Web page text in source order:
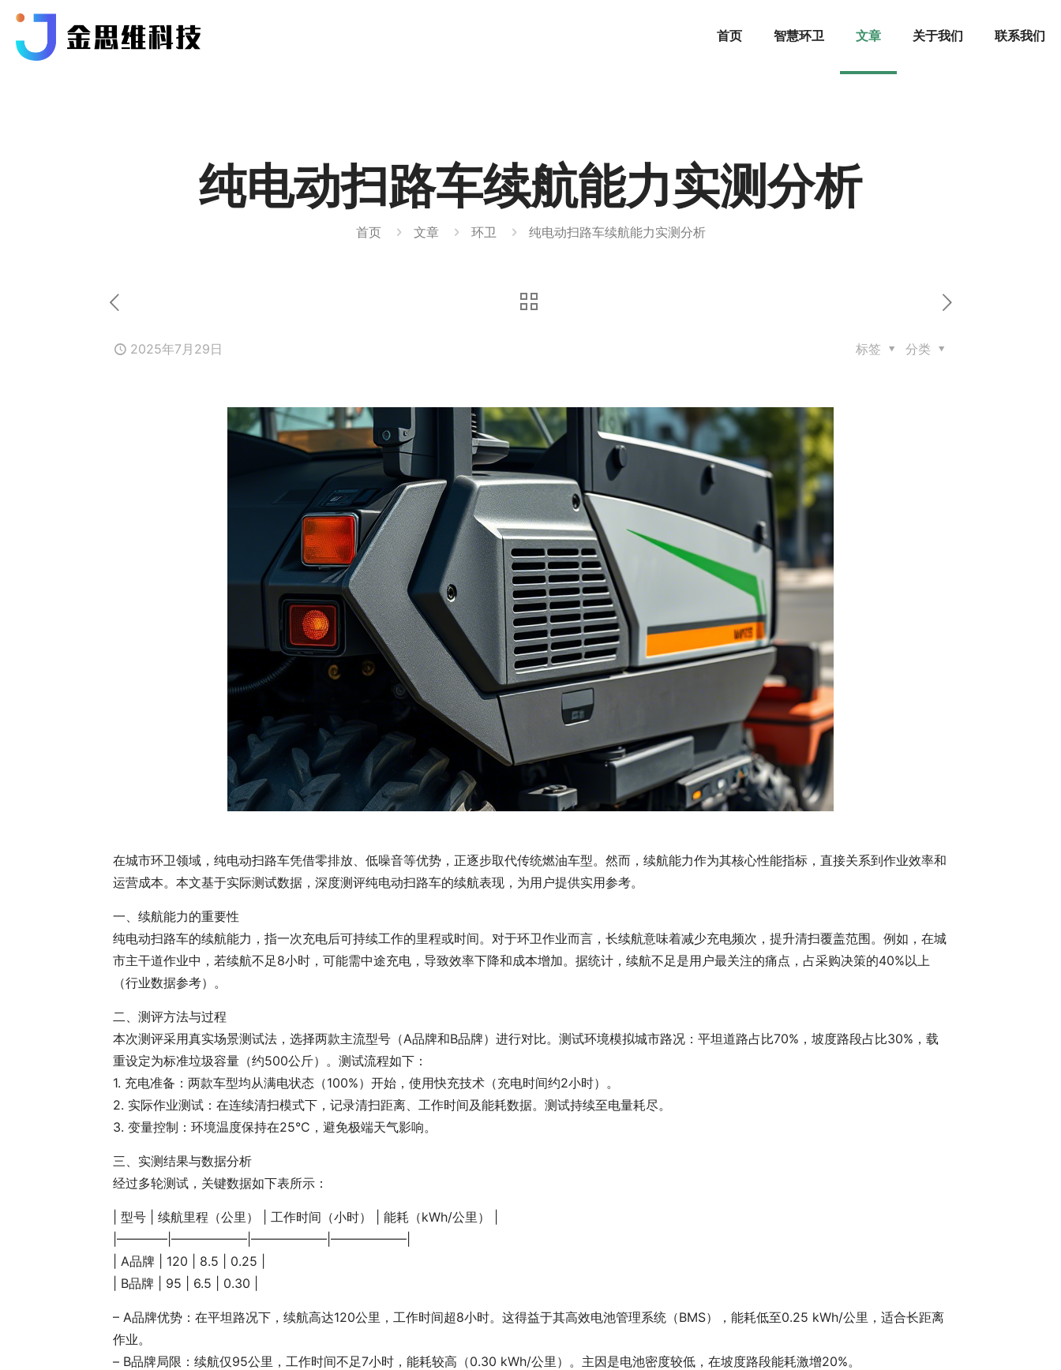
首页 智慧环卫 文章 关于我们 联系我们
纯电动扫路车续航能力实测分析
首页 文章 环卫 纯电动扫路车续航能力实测分析
2025年7月29日 分类
标签
在城市环卫领域，纯电动扫路车凭借零排放、低噪音等优势，正逐步取代传统燃油车型。然而，续航能力作为其核心性能指标，直接关系到作业效率和
运营成本。本文基于实际测试数据，深度测评纯电动扫路车的续航表现，为用户提供实用参考。
一、续航能力的重要性
纯电动扫路车的续航能力，指一次充电后可持续工作的里程或时间。对于环卫作业而言，长续航意味着减少充电频次，提升清扫覆盖范围。例如，在城
市主干道作业中，若续航不足8小时，可能需中途充电，导致效率下降和成本增加。据统计，续航不足是用户最关注的痛点，占采购决策的40%以上
（行业数据参考）。
二、测评方法与过程
本次测评采用真实场景测试法，选择两款主流型号（A品牌和B品牌）进行对比。测试环境模拟城市路况：平坦道路占比70%，坡度路段占比30%，载
重设定为标准垃圾容量（约500公斤）。测试流程如下：
1. 充电准备：两款车型均从满电状态（100%）开始，使用快充技术（充电时间约2小时）。
2. 实际作业测试：在连续清扫模式下，记录清扫距离、工作时间及能耗数据。测试持续至电量耗尽。
3. 变量控制：环境温度保持在25°C，避免极端天气影响。
三、实测结果与数据分析
经过多轮测试，关键数据如下表所示：
| 型号 | 续航里程（公里） | 工作时间（小时） | 能耗（kWh/公里） |
|————|——————|——————|——————|
| A品牌 | 120 | 8.5 | 0.25 |
| B品牌 | 95 | 6.5 | 0.30 |
– A品牌优势：在平坦路况下，续航高达120公里，工作时间超8小时。这得益于其高效电池管理系统（BMS），能耗低至0.25 kWh/公里，适合长距离
作业。
– B品牌局限：续航仅95公里，工作时间不足7小时，能耗较高（0.30 kWh/公里）。主因是电池密度较低，在坡度路段能耗激增20%。